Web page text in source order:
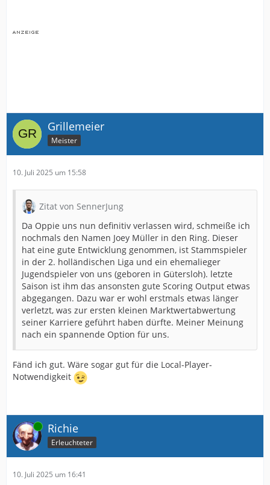
Grillemeier
Meister
10. Juli 2025 um 15:58
Zitat von SennerJung
Da Oppie uns nun definitiv verlassen wird, schmeiße ich
nochmals den Namen Joey Müller in den Ring. Dieser
hat eine gute Entwicklung genommen, ist Stammspieler
in der 2. holländischen Liga und ein ehemalieger
Jugendspieler von uns (geboren in Gütersloh). letzte
Saison ist ihm das ansonsten gute Scoring Output etwas
abgegangen. Dazu war er wohl erstmals etwas länger
verletzt, was zur ersten kleinen Marktwertabwertung
seiner Karriere geführt haben dürfte. Meiner Meinung
nach ein spannende Option für uns.
Fänd ich gut. Wäre sogar gut für die Local-Player-
Notwendigkeit
Online Richie
Erleuchteter
10. Juli 2025 um 16:41